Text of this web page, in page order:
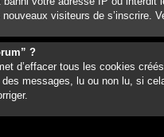
visiteurs de s’inscrire.
?
d’effacer tous les cookies
messages, lu ou non lu, si